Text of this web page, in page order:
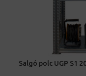
Salgó polc UGP S1